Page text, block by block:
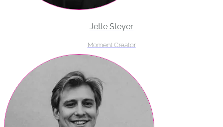
Jette Steyer
Moment Creator